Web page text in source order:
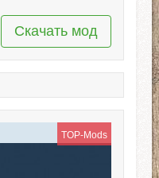
Скачать мод
TOP-Mods